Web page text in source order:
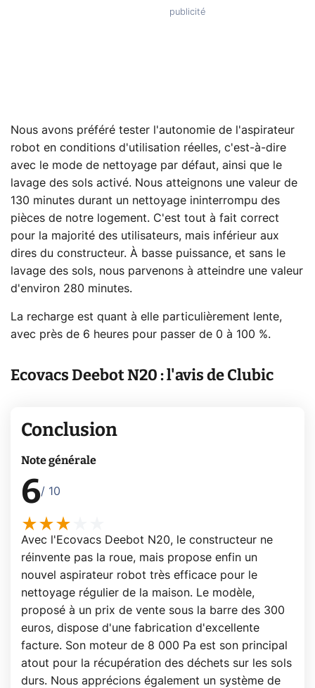
Nous avons préféré tester l'autonomie de l'aspirateur
robot en conditions d'utilisation réelles, c'est-à-dire
avec le mode de nettoyage par défaut, ainsi que le
lavage des sols activé. Nous atteignons une valeur de
130 minutes durant un nettoyage ininterrompu des
pièces de notre logement. C'est tout à fait correct
pour la majorité des utilisateurs, mais inférieur aux
dires du constructeur. À basse puissance, et sans le
lavage des sols, nous parvenons à atteindre une valeur
d'environ 280 minutes.
La recharge est quant à elle particulièrement lente,
avec près de 6 heures pour passer de 0 à 100 %.
Ecovacs Deebot N20 : l'avis de Clubic
Conclusion
Note générale
6/ 10
Avec l'Ecovacs Deebot N20, le constructeur ne
réinvente pas la roue, mais propose enfin un
nouvel aspirateur robot très efficace pour le
nettoyage régulier de la maison. Le modèle,
proposé à un prix de vente sous la barre des 300
euros, dispose d'une fabrication d'excellente
facture. Son moteur de 8 000 Pa est son principal
atout pour la récupération des déchets sur les sols
durs. Nous apprécions également un système de